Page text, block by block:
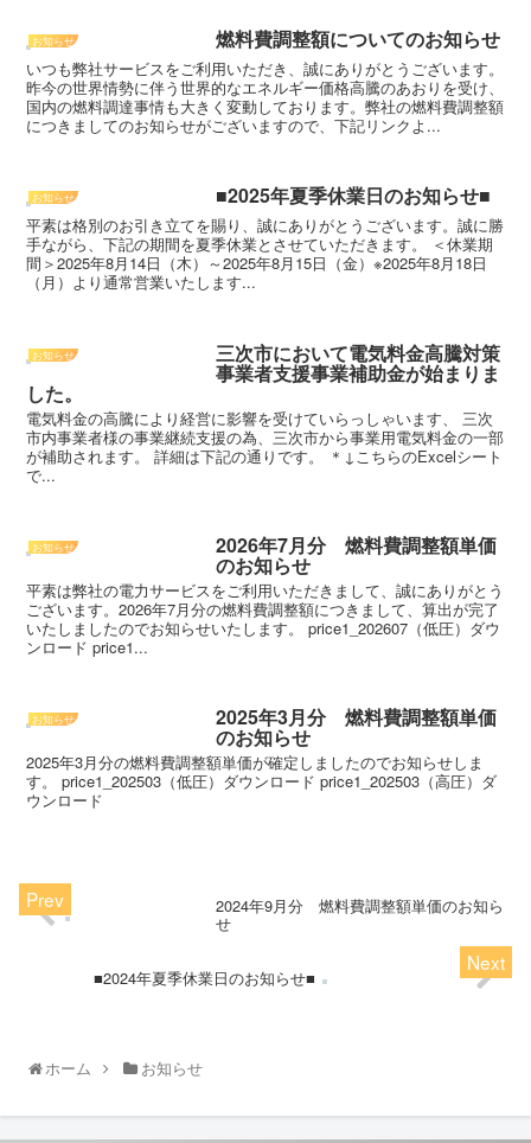
お知らせ 燃料費調整額についてのお知らせ
いつも弊社サービスをご利用いただき、誠にありがとうございます。
昨今の世界情勢に伴う世界的なエネルギー価格高騰のあおりを受け、
国内の燃料調達事情も大きく変動しております。弊社の燃料費調整額
につきましてのお知らせがございますので、下記リンクよ...
お知らせ ■2025年夏季休業日のお知らせ■
平素は格別のお引き立てを賜り、誠にありがとうございます。誠に勝
手ながら、下記の期間を夏季休業とさせていただきます。 ＜休業期
間＞2025年8月14日（木）～2025年8月15日（金）※2025年8月18日
（月）より通常営業いたします...
お知らせ 三次市において電気料金高騰対策
事業者支援事業補助金が始まりま
した。
電気料金の高騰により経営に影響を受けていらっしゃいます、 三次
市内事業者様の事業継続支援の為、三次市から事業用電気料金の一部
が補助されます。 詳細は下記の通りです。 ＊↓こちらのExcelシート
で...
お知らせ 2026年7月分 燃料費調整額単価
のお知らせ
平素は弊社の電力サービスをご利用いただきまして、誠にありがとう
ございます。2026年7月分の燃料費調整額につきまして、算出が完了
いたしましたのでお知らせいたします。 price1_202607（低圧）ダウ
ンロード price1...
お知らせ 2025年3月分 燃料費調整額単価
のお知らせ
2025年3月分の燃料費調整額単価が確定しましたのでお知らせしま
す。 price1_202503（低圧）ダウンロード price1_202503（高圧）ダ
ウンロード
2024年9月分 燃料費調整額単価のお知ら
せ
■2024年夏季休業日のお知らせ■
ホーム お知らせ